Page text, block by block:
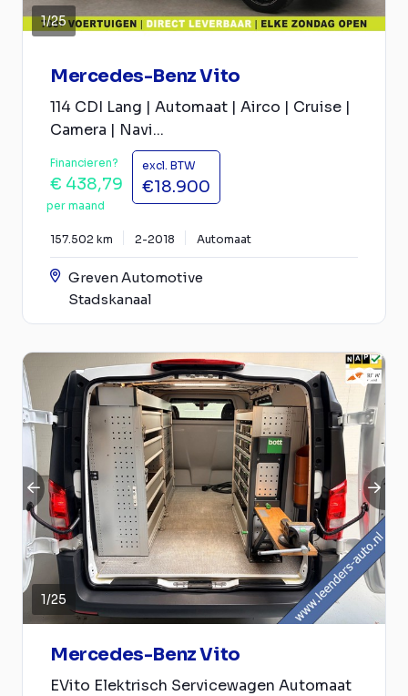
1/25
Mercedes-Benz Vito
114 CDI Lang | Automaat | Airco | Cruise |
Camera | Navi...
Financieren?
€ 438,79
per maand
excl. BTW
€18.900
157.502 km 2-2018 Automaat
Greven Automotive
Stadskanaal
1/25
Mercedes-Benz Vito
EVito Elektrisch Servicewagen Automaat